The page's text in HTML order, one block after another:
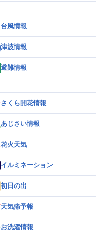
台風情報
津波情報
避難情報
さくら開花情報
あじさい情報
花火天気
イルミネーション
初日の出
天気痛予報
お洗濯情報